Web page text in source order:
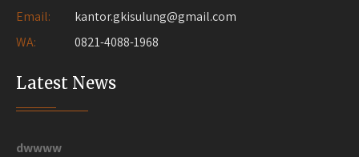
Email:
kantor.gkisulung@gmail.com
WA:
0821-4088-1968
Latest News
dwwww